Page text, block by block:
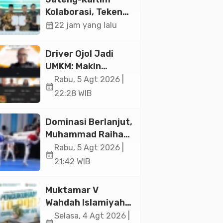
Jakarta
Kolaborasi, Teken
19 Kerja Sama
20,2 Triliun
calendar_month22 jam yang lalu
Driver Ojol Jadi
UMKM: Makin
Sejahtera atau
Merana? Ini
Paramadina
calendar_month
Rabu, 5 Agt 2026 |
22:28 WIB
Dominasi Berlanjut,
Muhammad Raihan
Fadila Sabet Emas
Kyorugi di Asian
Indonesia Open
2026
calendar_month
Rabu, 5 Agt 2026 |
21:42 WIB
Muktamar V
Wahdah Islamiyah
Akan Kukuhkan
Selasa, 4 Agt 2026 |